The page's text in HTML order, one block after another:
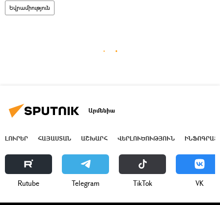
Եվրամիություն
Արմենիա
ԼՈՒՐԵՐ ՀԱՅԱՍՏԱՆ ԱՇԽԱՐՀ ՎԵՐԼՈՒԾՈՒԹՅՈՒՆ
Rutube Telegram ТikТоk VK